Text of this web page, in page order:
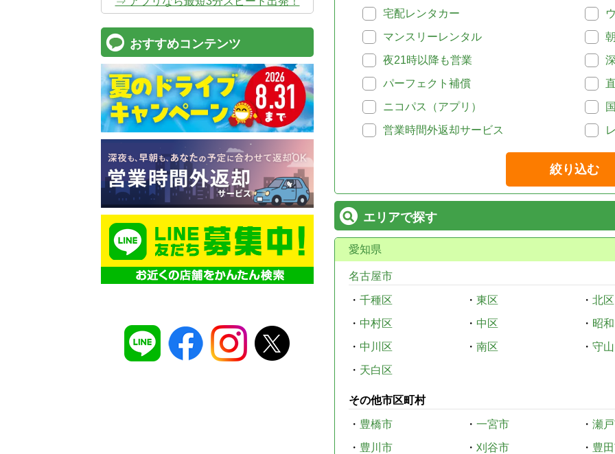
宅配レンタカー
マンスリーレンタル
夜21時以降も営業
パーフェクト補償
ニコパス（アプリ）
営業時間外返却サービス
絞り込む
エリアで探す
愛知県
名古屋市
・ 千種区 ・ 東区 ・ 北区
・ 中村区 ・ 中区 ・ 昭
・ 中川区 ・ 南区 ・ 守
・ 天白区
その他市区町村
・ 豊橋市 ・ 一宮市 ・ 瀬
・ 豊川市 ・ 刈谷市 ・ 豊
おすすめコンテンツ